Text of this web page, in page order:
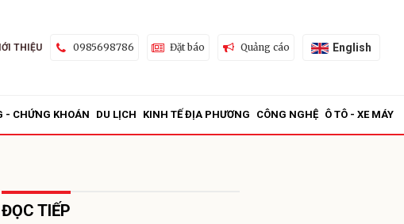
THIỆU 0985698786 Đặt báo Quảng cáo English
- CHỨNG KHOÁN DU LỊCH KINH TẾ ĐỊA PHƯƠNG CÔNG NGHỆ Ô TÔ - XE MÁY
ĐỌC TIẾP